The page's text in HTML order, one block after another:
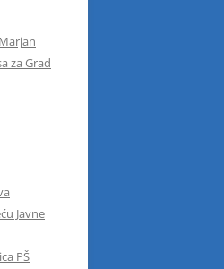
za Grad
Javne
PŠ